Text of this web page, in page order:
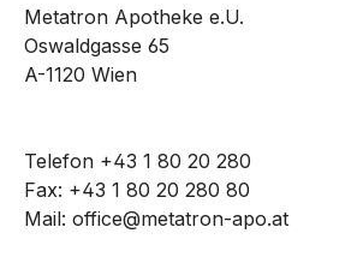
Metatron Apotheke e.U.
Oswaldgasse 65
A-1120 Wien
Telefon +43 1 80 20 280
Fax: +43 1 80 20 280 80
Mail: office@metatron-apo.at